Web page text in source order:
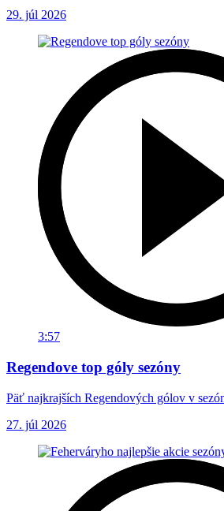
29. júl 2026
3:57
Regendove top góly sezóny
Päť najkrajších Regendových gólov v
27. júl 2026